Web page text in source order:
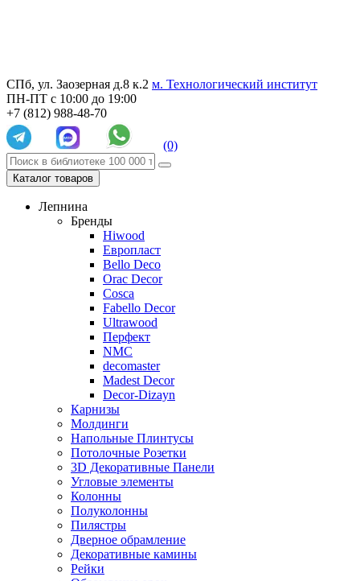
СПб, ул. Заозерная д.8 к.2 м. Технологический институт
ПН-ПТ с 10:00 до 19:00
+7 (812) 988-48-70
(0)
Каталог товаров
Лепнина
Бренды
Hiwood
Европласт
Bello Deco
Orac Decor
Cosca
Fabello Decor
Ultrawood
Перфект
NMC
decomaster
Madest Decor
Decor-Dizayn
Карнизы
Молдинги
Напольные Плинтусы
Потолочные Розетки
3D Декоративные Панели
Угловые элементы
Колонны
Полуколонны
Пилястры
Дверное обрамление
Декоративные камины
Рейки